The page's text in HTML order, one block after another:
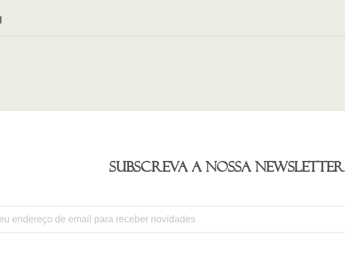
Subscreva a nossa newsletter